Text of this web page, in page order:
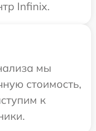
Infinix.
мы
стоимость,
к